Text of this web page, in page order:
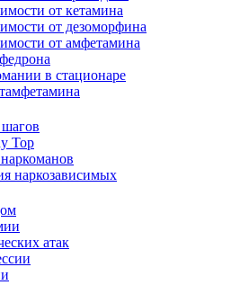
от кетамина
от дезоморфина
от амфетамина
в стационаре
Top
наркозависимых
атак